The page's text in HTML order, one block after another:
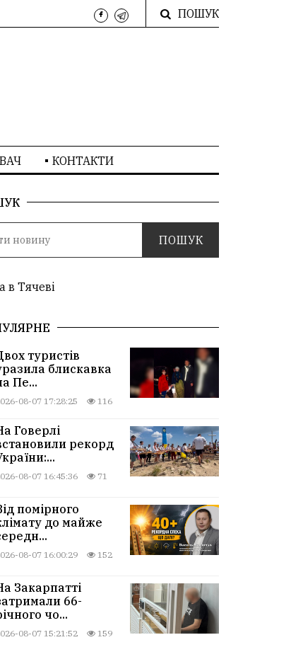
ПОШУК
КОНТАКТИ
в Тячеві
туристів
блискавка
Пе...
08-07 17:28:25 116
Говерлі
рекорд
08-07 16:45:36 71
помірного
до майже
08-07 16:00:29 152
Закарпатті
66-
чо...
08-07 15:21:52 159